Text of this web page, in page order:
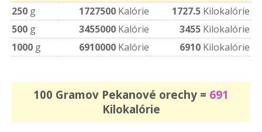
250 g 1727500 Kalórie 1727.5 Kilokalórie
500 g 3455000 Kalórie 3455 Kilokalórie
1000 g 6910000 Kalórie 6910 Kilokalórie
100 Gramov Pekanové orechy = 691
Kilokalórie